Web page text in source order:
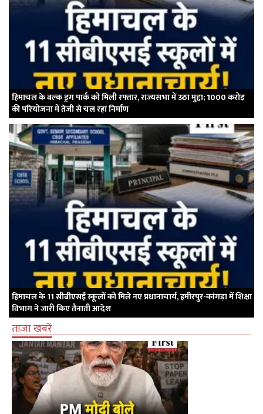
हिमाचल के बल्क ड्रग पार्क को मिली रफ्तार, राज्यसभा में उठा मुद्दा; 1000 करोड़
की परियोजना में तेजी से चल रहा निर्माण
हिमाचल के 11 सीबीएसई स्कूलों को मिले नए प्रधानाचार्य, हमीरपुर-कांगड़ा में शिक्षा
विभाग ने जारी किए तैनाती आदेश
ताज़ा खबरें